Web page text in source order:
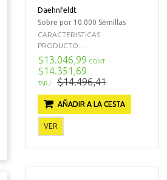
Daehnfeldt
Sobre por 10.000 Semillas
CARACTERISTICAS
PRODUCTO:...
$13.046,99 CONT
$14.351,69
TARJ $14.496,41
AÑADIR A LA CESTA
VER